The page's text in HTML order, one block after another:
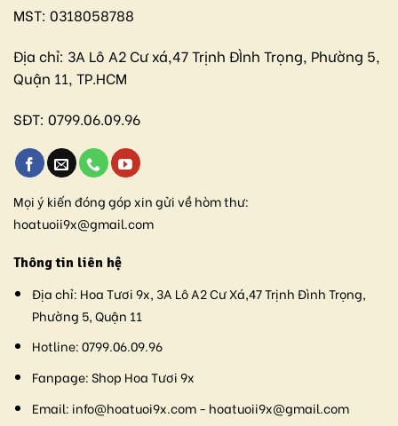
MST: 0318058788
Địa chỉ: 3A Lô A2 Cư xá,47 Trịnh ĐÌnh Trọng, Phường 5,
Quận 11, TP.HCM
SĐT: 0799.06.09.96
Mọi ý kiến đóng góp xin gửi về hòm thư:
hoatuoii9x@gmail.com
Thông tin liên hệ
Địa chỉ: Hoa Tươi 9x, 3A Lô A2 Cư Xá,47 Trịnh Đình Trọng,
Phường 5, Quận 11
Hotline:0799.06.09.96
Fanpage:Shop Hoa Tươi 9x
Email: info@hoatuoi9x.com - hoatuoii9x@gmail.com